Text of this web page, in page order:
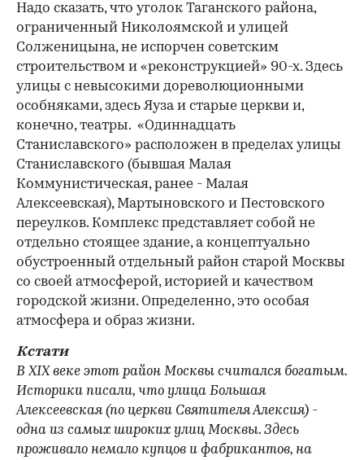
Надо сказать, что уголок Таганского района,
ограниченный Николоямской и улицей
Солженицына, не испорчен советским
строительством и «реконструкцией» 90-х. Здесь
улицы с невысокими дореволюционными
особняками, здесь Яуза и старые церкви и,
конечно, театры. «Одиннадцать
Станиславского» расположен в пределах улицы
Станиславского (бывшая Малая
Коммунистическая, ранее - Малая
Алексеевская), Мартыновского и Пестовского
переулков. Комплекс представляет собой не
отдельно стоящее здание, а концептуально
обустроенный отдельный район старой Москвы
со своей атмосферой, историей и качеством
городской жизни. Определенно, это особая
атмосфера и образ жизни.
Кстати
В XIX веке этот район Москвы считался богатым.
Историки писали, что улица Большая
Алексеевская (по церкви Святителя Алексия) -
одна из самых широких улиц Москвы. Здесь
проживало немало купцов и фабрикантов, на